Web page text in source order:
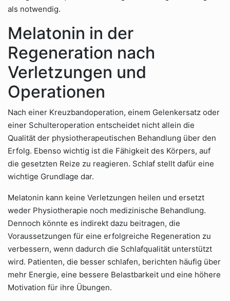
als notwendig.
Melatonin in der
Regeneration nach
Verletzungen und
Operationen
Nach einer Kreuzbandoperation, einem Gelenkersatz oder
einer Schulteroperation entscheidet nicht allein die
Qualität der physiotherapeutischen Behandlung über den
Erfolg. Ebenso wichtig ist die Fähigkeit des Körpers, auf
die gesetzten Reize zu reagieren. Schlaf stellt dafür eine
wichtige Grundlage dar.
Melatonin kann keine Verletzungen heilen und ersetzt
weder Physiotherapie noch medizinische Behandlung.
Dennoch könnte es indirekt dazu beitragen, die
Voraussetzungen für eine erfolgreiche Regeneration zu
verbessern, wenn dadurch die Schlafqualität unterstützt
wird. Patienten, die besser schlafen, berichten häufig über
mehr Energie, eine bessere Belastbarkeit und eine höhere
Motivation für ihre Übungen.